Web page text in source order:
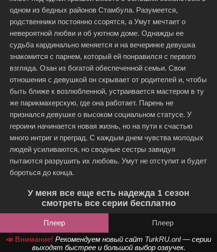
одном из бедных районов Стамбула. Разумеется,
родственники постоянно ссорятся, а Умут мечтает о
невероятной любви и об уютном доме. Однажды ее
судьба кардинально меняется и на вечеринке девушка
знакомится с парнем, который ей понравился с первого
взгляда. Озан из богатой обеспеченной семьи. Свои
отношения с девушкой он скрывает от родителей и, чтобы
быть ближе к возлюбленной, устраивается мастером в ту
же парикмахерскую, где она работает. Парень не
признался девушке о высоком социальном статусе. У
героини начинается новая жизнь, но на пути к счастью
много интриг и преград. С каждым днем чувства молодых
людей усиливаются, но сводные сестры завидуя
пытаются разрушить их любовь. Умут не отступит и будет
бороться до конца.
У меня все еще есть надежда 1 сезон
смотреть все серии бесплатно
Плеер
Плеер
📣 Внимание! Рекомендуем новый сайт TurkRU.onl— серии
выходят быстрее и большой выбор озвучек.